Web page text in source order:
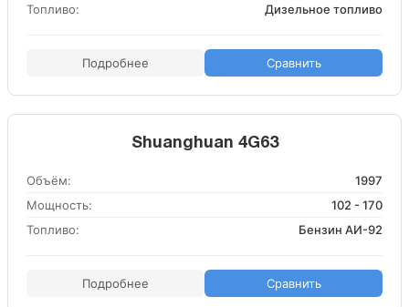
Топливо:
Дизельное топливо
Подробнее Сравнить
Shuanghuan 4G63
Объём:
1997
Мощность:
102 - 170
Топливо:
Бензин АИ-92
Подробнее Сравнить